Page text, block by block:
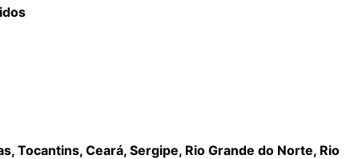
Tocantins, Ceará, Sergipe, Rio Grande do Norte, Rio